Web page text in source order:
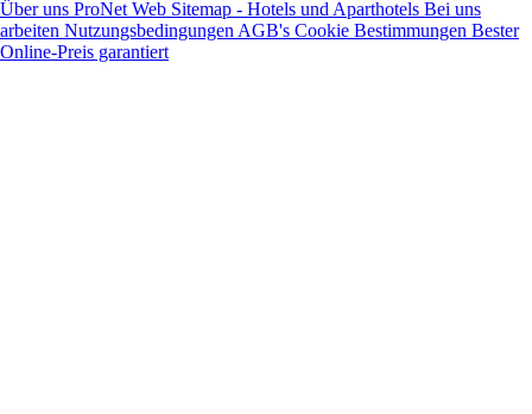
Über uns ProNet Web Sitemap - Hotels und Aparthotels Bei uns
arbeiten Nutzungsbedingungen AGB's Cookie Bestimmungen Bester
Online-Preis garantiert